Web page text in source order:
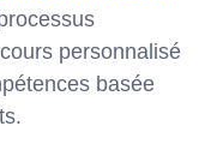
personnalisé
basée